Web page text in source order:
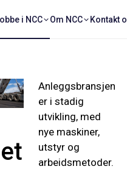
i NCC Om NCC Kontakt
Anleggsbransjen
er i stadig
utvikling, med
nye maskiner,
utstyr og
arbeidsmetoder.